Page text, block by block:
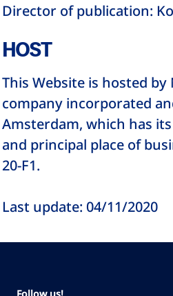
Director of publication:
HOST
This Website is hosted by
company incorporated
Amsterdam, which has
and principal place of
20-F1.
Last update: 04/11/2020
Follow us!